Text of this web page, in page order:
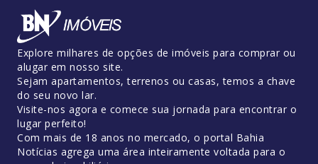
Explore milhares de opções de imóveis para comprar ou
alugar em nosso site.
Sejam apartamentos, terrenos ou casas, temos a chave
do seu novo lar.
Visite-nos agora e comece sua jornada para encontrar o
lugar perfeito!
Com mais de 18 anos no mercado, o portal Bahia
Notícias agrega uma área inteiramente voltada para o